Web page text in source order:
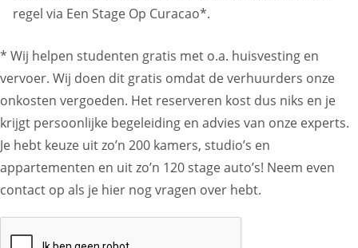
regel via Een Stage Op Curacao*.
* Wij helpen studenten gratis met o.a. huisvesting en
vervoer. Wij doen dit gratis omdat de verhuurders onze
onkosten vergoeden. Het reserveren kost dus niks en je
krijgt persoonlijke begeleiding en advies van onze experts.
Je hebt keuze uit zo’n 200 kamers, studio’s en
appartementen en uit zo’n 120 stage auto’s! Neem even
contact op als je hier nog vragen over hebt.